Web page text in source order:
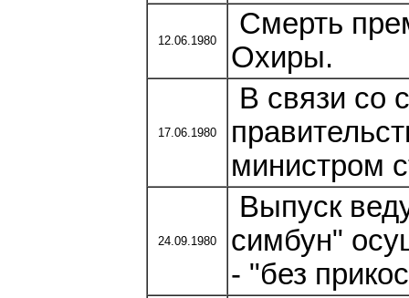
12.06.1980
Смерть
Охиры.
17.06.1980
В связи со
министром
24.09.1980
Выпуск
симбун"
- "без